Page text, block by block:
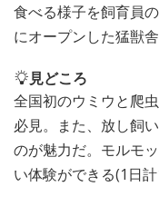
食べる様子を飼育員
にオープンした猛獣
見どころ
全国初のウミウと爬
必見。また、放し飼
のが魅力だ。モルモ
い体験ができる(1日